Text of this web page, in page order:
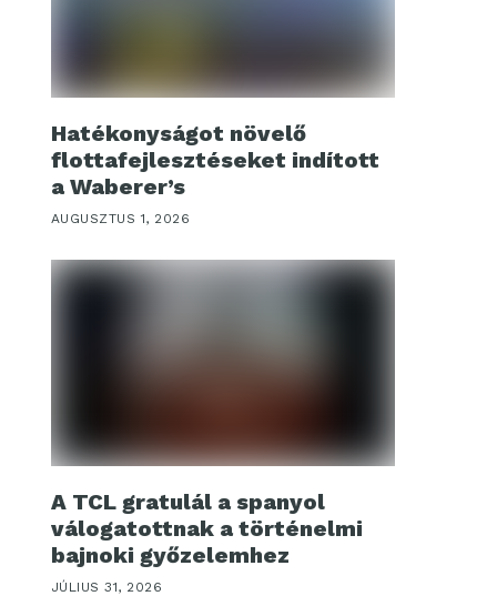
Hatékonyságot növelő
flottafejlesztéseket indított
a Waberer’s
AUGUSZTUS 1, 2026
A TCL gratulál a spanyol
válogatottnak a történelmi
bajnoki győzelemhez
JÚLIUS 31, 2026